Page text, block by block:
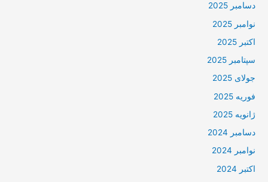
دسامبر 2025
نوامبر 2025
اکتبر 2025
سپتامبر 2025
جولای 2025
فوریه 2025
ژانویه 2025
دسامبر 2024
نوامبر 2024
اکتبر 2024